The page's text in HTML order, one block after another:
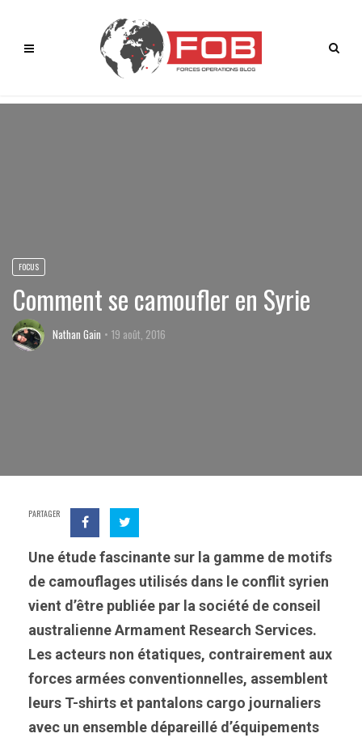
FOCUS
Comment se camoufler en Syrie
Nathan Gain 19 août, 2016
PARTAGER
Une étude fascinante sur la gamme de motifs
de camouflages utilisés dans le conflit syrien
vient d’être publiée par la société de conseil
australienne Armament Research Services.
Les acteurs non étatiques, contrairement aux
forces armées conventionnelles, assemblent
leurs T-shirts et pantalons cargo journaliers
avec un ensemble dépareillé d’équipements